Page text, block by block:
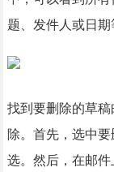
题、发件人或日期
找到要删除的草
除。首先，选中
选。然后，在邮件